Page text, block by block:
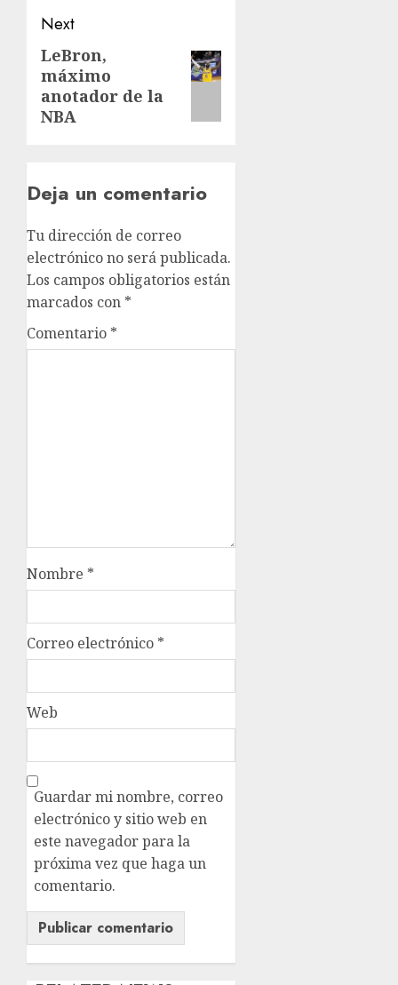
Next
Next
post:
LeBron,
máximo
anotador de la
NBA
Deja un comentario
Tu dirección de correo
electrónico no será publicada.
Los campos obligatorios están
marcados con *
Comentario *
Nombre *
Correo electrónico *
Web
Guardar mi nombre, correo
electrónico y sitio web en
este navegador para la
próxima vez que haga un
comentario.